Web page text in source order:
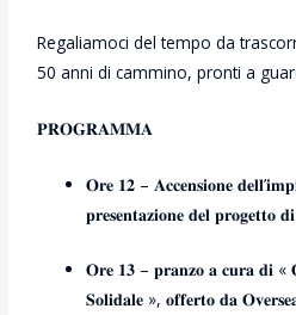
Regaliamoci del tempo da
50 anni di cammino, pronti a
𝐏𝐑𝐎𝐆𝐑𝐀𝐌𝐌𝐀
𝐎𝐫𝐞 𝟏𝟐 – 𝐀𝐜𝐜𝐞𝐧𝐬𝐢𝐨𝐧𝐞
𝐩𝐫𝐞𝐬𝐞𝐧𝐭𝐚𝐳𝐢𝐨𝐧𝐞 𝐝𝐞𝐥 𝐩𝐫𝐨𝐠𝐞𝐭𝐭𝐨
𝐎𝐫𝐞 𝟏𝟑 – 𝐩𝐫𝐚𝐧𝐳𝐨 𝐚 𝐜𝐮𝐫𝐚 𝐝𝐢 «
𝐒𝐨𝐥𝐢𝐝𝐚𝐥𝐞 », 𝐨𝐟𝐟𝐞𝐫𝐭𝐨 𝐝𝐚